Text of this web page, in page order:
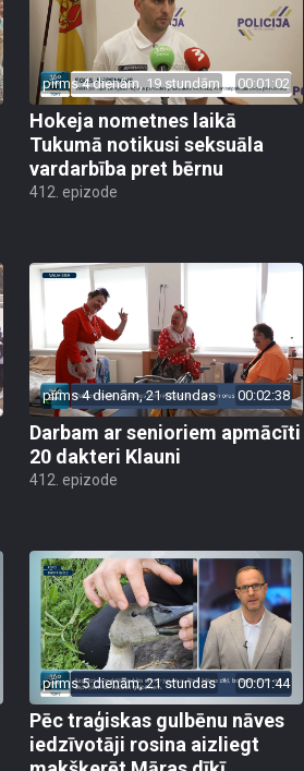
pirms 4 dienām, 19 stundām 00:01:02
Hokeja nometnes laikā
Tukumā notikusi seksuāla
vardarbība pret bērnu
412. epizode
pirms 4 dienām, 21 stundas 00:02:38
Darbam ar senioriem apmācīti
20 dakteri Klauni
412. epizode
pirms 5 dienām, 21 stundas 00:01:44
Pēc traģiskas gulbēnu nāves
iedzīvotāji rosina aizliegt